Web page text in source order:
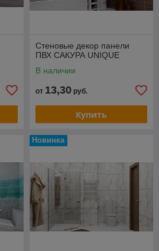
Стеновые декор панели
ПВХ САКУРА UNIQUE
В наличии
от 13,30 руб.
Купить
Новинка